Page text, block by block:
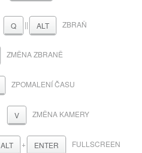
Q || ALT ZBRAŇ
ZMĚNA ZBRANĚ
ZPOMALENÍ ČASU
V ZMĚNA KAMERY
ALT + ENTER FULLSCREEN